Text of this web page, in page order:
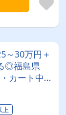
～30万円＋
◎福島県
カート中心
も目指せる
上